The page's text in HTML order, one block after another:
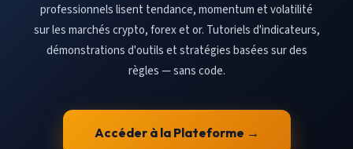
professionnels lisent tendance, momentum et volatilité
sur les marchés crypto, forex et or. Tutoriels d'indicateurs,
démonstrations d'outils et stratégies basées sur des
règles — sans code.
Accéder à la Plateforme →